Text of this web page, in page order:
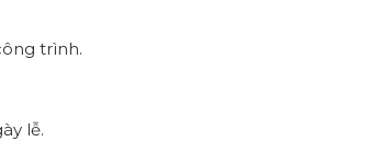
trình.
lễ.